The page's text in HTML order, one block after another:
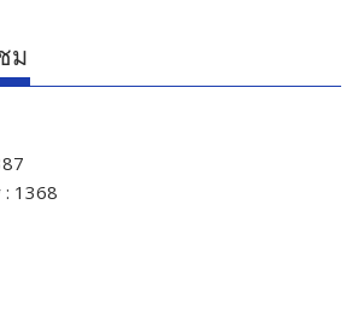
ม
1368